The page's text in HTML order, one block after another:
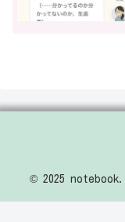
© 2025 notebook.